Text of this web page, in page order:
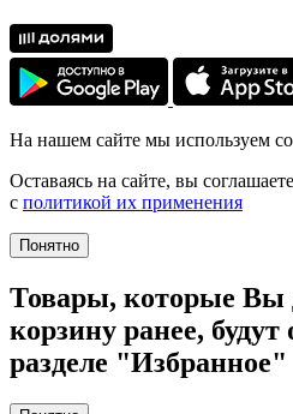
На нашем сайте мы используем
Оставаясь на сайте, вы
с политикой их применения
Понятно
Товары, которые Вы
корзину ранее,
разделе "Избранное"